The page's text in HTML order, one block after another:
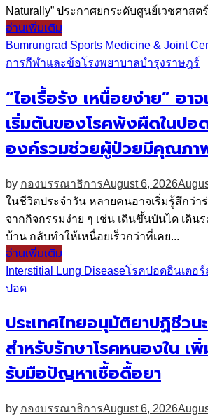
Naturally” ประกาศยกระดับศูนย์เวชศาส
อ่านเพิ่มเติม
Bumrungrad Sports Medicine & Joint
การกีฬาและข้อโรงพยาบาลบำรุงราษฎร์
“ไอเรื้อรัง เหนื่อยง่าย” อ
เริ่มต้นของโรคพังผืดในปอ
องค์รวมช่วยผู้ป่วยมีคุณภ
by กองบรรณาธิการAugust 6, 2026
ในชีวิตประจำวัน หลายคนอาจเริ่มรู้สึกว่า
จากกิจกรรมง่าย ๆ เช่น เดินขึ้นบันได เดิน
บ้าน กลับทำให้เหนื่อยเร็วกว่าที่เคย...
อ่านเพิ่มเติม
Interstitial Lung Diseaseโรคปอดอินเตอร์
ปอด
ประเทศไทยอนุมัติยาปฏิชีวน
สำหรับรักษาโรคหนองใน เ
รับมือปัญหาเชื้อดื้อยา
by กองบรรณาธิการAugust 6, 2026